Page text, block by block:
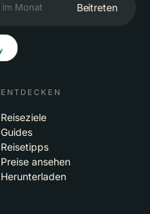
Beitreten
ENTDECKEN
Reiseziele
Guides
Reisetipps
Preise ansehen
Herunterladen